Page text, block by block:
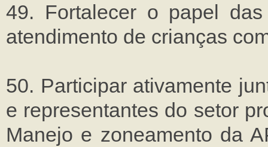
49. Fortalecer o papel
atendimento de crianças
50. Participar ativamente
e representantes do setor
Manejo e zoneamento da